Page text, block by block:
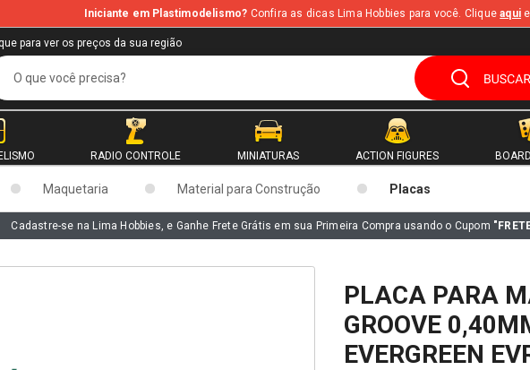
Iniciante em Plastimodelismo? Confira as dicas Lima Hobbies para você. Cliqueaqui
para ver os preços da sua região
RADIO CONTROLE MINIATURAS ACTION FIGURES
Maquetaria Material para Construção Placas
Cadastre-se na Lima Hobbies, e Ganhe Frete Grátis em sua Primeira Compra usando o Cupom
PLACA PARA
GROOVE
EVERGREEN